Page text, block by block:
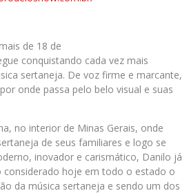
de 18 de
conquistando cada vez mais
sertaneja. De voz firme e marcante,
onde passa pelo belo visual e suas
no interior de Minas Gerais, onde
de seus familiares e logo se
inovador e carismático, Danilo já
considerado hoje em todo o estado o
da música sertaneja e sendo um dos